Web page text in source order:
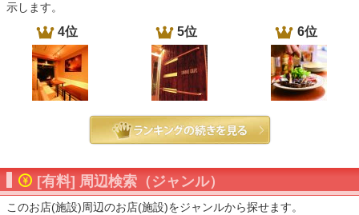
示します。
4位 5位 6位
[有料] 周辺検索（ジャンル）
このお店(施設)周辺のお店(施設)をジャンルから探せます。